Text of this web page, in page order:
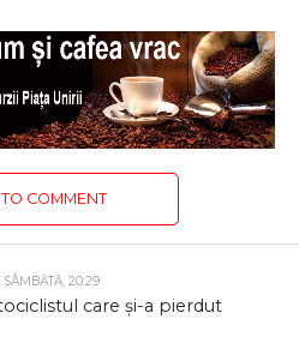
COMMENT
SÂMBĂTĂ, 20:29
care și-a pierdut